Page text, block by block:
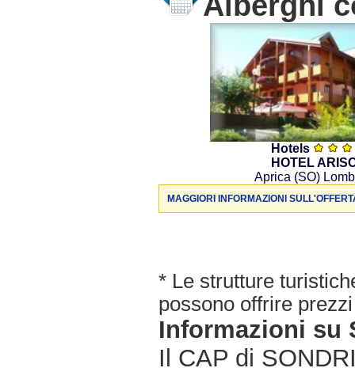
Hotels
HOTEL
Aprica (SO)
MAGGIORI INFORMAZIONI
* Le strutture
possono offrire
Informazioni su
Il CAP di